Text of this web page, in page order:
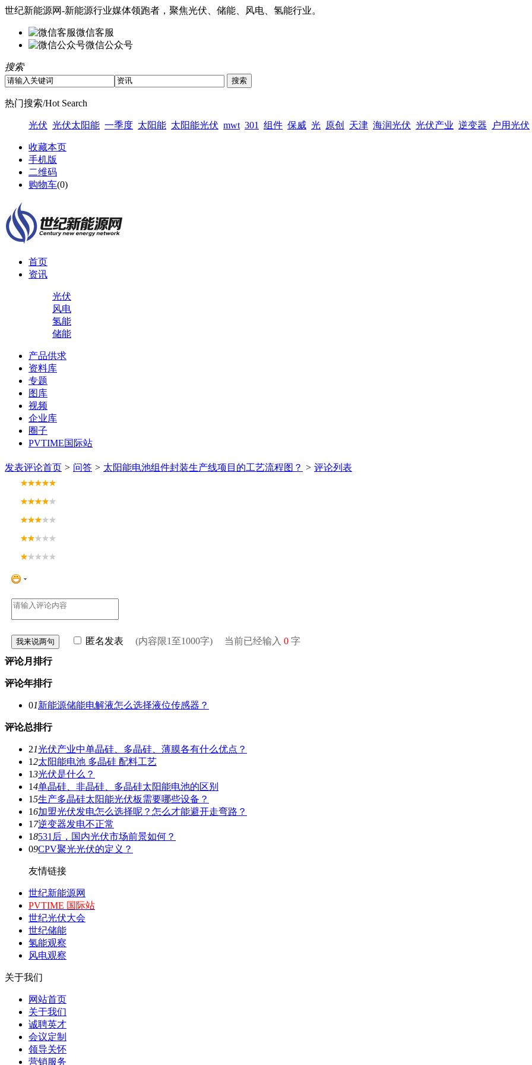
世纪新能源网-新能源行业媒体领跑者，聚焦光伏、储能、风电、氢能行业。
微信客服
微信公众号
搜索
热门搜索/Hot Search
光伏 光伏太阳能 一季度 太阳能 太阳能光伏 mwt 301 组件 保威 光 原创 天津 海润光伏 光伏产业 逆变器 户用光伏
收藏本页
手机版
二维码
购物车(0)
首页
资讯
光伏
风电
氢能
储能
产品供求
资料库
专题
图库
视频
企业库
圈子
PVTIME国际站
发表评论首页 > 问答 > 太阳能电池组件封装生产线项目的工艺流程图？ > 评论列表
匿名发表 (内容限1至1000字) 当前已经输入 0 字
评论月排行
评论年排行
01新能源储能电解液怎么选择液位传感器？
评论总排行
21光伏产业中单晶硅、多晶硅、薄膜各有什么优点？
12太阳能电池 多晶硅 配料工艺
13光伏是什么？
14单晶硅、非晶硅、多晶硅太阳能电池的区别
15生产多晶硅太阳能光伏板需要哪些设备？
16加盟光伏发电怎么选择呢？怎么才能避开走弯路？
1 7逆变器发电不正常
18531后，国内光伏市场前景如何？
09CPV聚光光伏的定义？
友情链接
世纪新能源网
PVTIME 国际站
世纪光伏大会
世纪储能
氢能观察
风电观察
关于我们
网站首页
关于我们
诚聘英才
会议定制
领导关怀
营销服务